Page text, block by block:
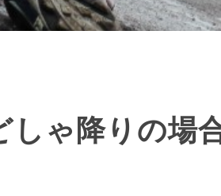
しゃ降りの場